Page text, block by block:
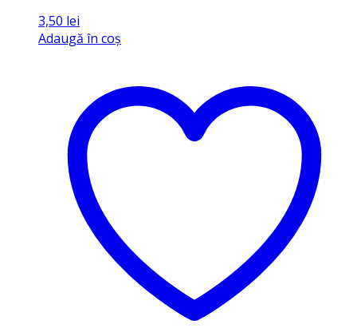
3,50 lei
Adaugă în coș